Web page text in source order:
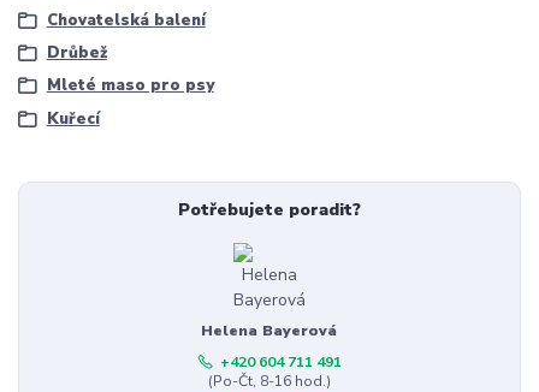
Chovatelská balení
Drůbež
Mleté maso pro psy
Kuřecí
Potřebujete poradit?
Helena Bayerová
+420 604 711 491
(Po-Čt, 8-16 hod.)